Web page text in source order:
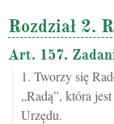
Rozdział 2.
Art. 157.
1. Tworzy się
„Radą”, która
Urzędu.